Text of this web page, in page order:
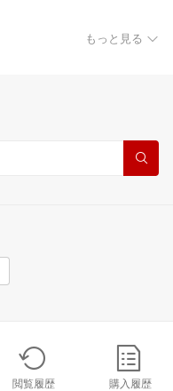
もっと見る
閲覧履歴 購入履歴